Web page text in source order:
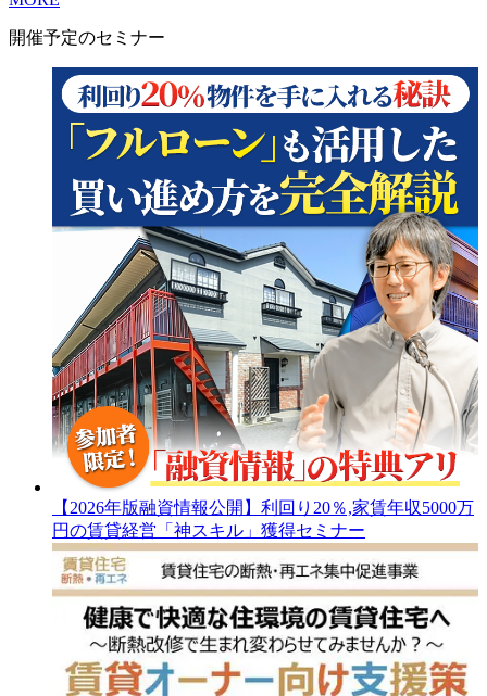
開催予定のセミナー
【2026年版融資情報公開】利回り20％,家賃年収5000万
円の賃貸経営「神スキル」獲得セミナー